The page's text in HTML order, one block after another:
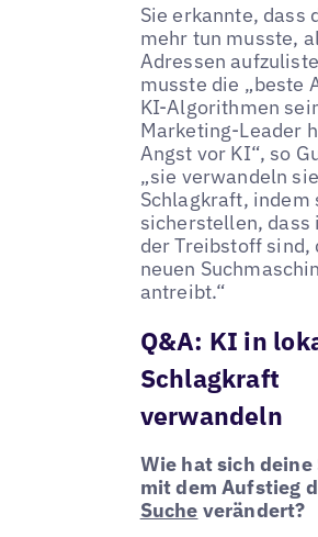
Sie erkannte, dass
mehr tun musste,
Adressen
musste die „beste
KI-Algorithmen
Marketing-Leader
Angst vor KI“, so
„sie verwandeln
Schlagkraft, indem
sicherstellen, dass
der Treibstoff sind,
neuen
antreibt.“
Q&A: KI in
Schlagkraft
verwandeln
Wie hat sich
mit dem Aufstieg
Suche verändert?